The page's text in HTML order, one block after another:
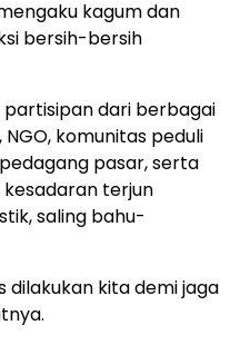
kagum dan
bersih-bersih
partisipan dari berbagai
komunitas peduli
pasar, serta
terjun
saling bahu-
dilakukan kita demi jaga